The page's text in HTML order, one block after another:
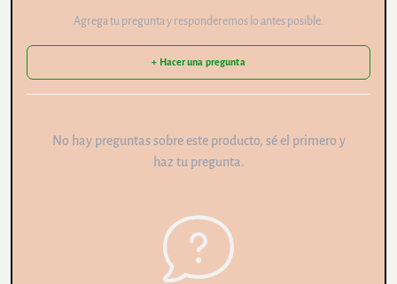
Agrega tu pregunta y responderemos lo antes posible.
+ Hacer una pregunta
No hay preguntas sobre este producto, sé el primero y
haz tu pregunta.